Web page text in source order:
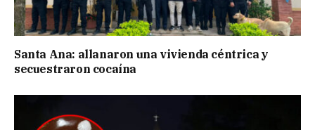
Santa Ana: allanaron una vivienda céntrica y
secuestraron cocaína